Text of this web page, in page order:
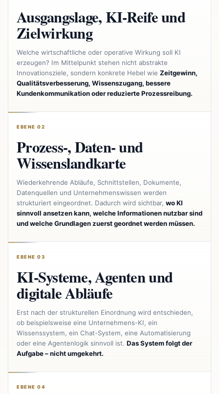
Ausgangslage, KI-Reife und
Zielwirkung
Welche wirtschaftliche oder operative Wirkung soll KI
erzeugen? Im Mittelpunkt stehen nicht abstrakte
Innovationsziele, sondern konkrete Hebel wie Zeitgewinn,
Qualitätsverbesserung, Wissenszugang, bessere
Kundenkommunikation oder reduzierte Prozessreibung.
EBENE 02
Prozess-, Daten- und
Wissenslandkarte
Wiederkehrende Abläufe, Schnittstellen, Dokumente,
Datenquellen und Unternehmenswissen werden
strukturiert eingeordnet. Dadurch wird sichtbar, wo KI
sinnvoll ansetzen kann, welche Informationen nutzbar sind
und welche Grundlagen zuerst geordnet werden müssen.
EBENE 03
KI-Systeme, Agenten und
digitale Abläufe
Erst nach der strukturellen Einordnung wird entschieden,
ob beispielsweise eine Unternehmens-KI, ein
Wissenssystem, ein Chat-System, eine Automatisierung
oder eine Agentenlogik sinnvoll ist. Das System folgt der
Aufgabe – nicht umgekehrt.
EBENE 04